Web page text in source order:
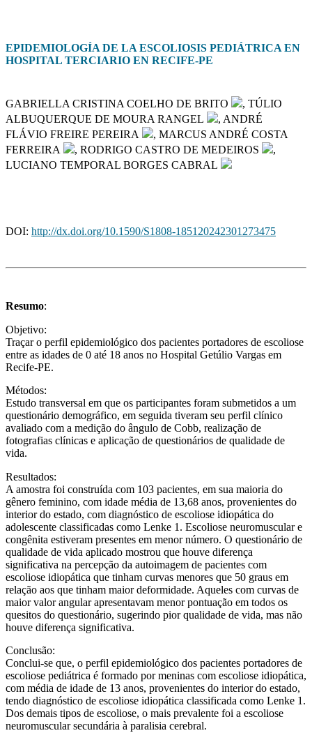
EPIDEMIOLOGÍA DE LA ESCOLIOSIS PEDIÁTRICA EN
HOSPITAL TERCIARIO EN RECIFE-PE
GABRIELLA CRISTINA COELHO DE BRITO
, TÚLIO
ALBUQUERQUE DE MOURA RANGEL
, ANDRÉ
FLÁVIO FREIRE PEREIRA
, MARCUS ANDRÉ COSTA
FERREIRA
, RODRIGO CASTRO DE MEDEIROS
,
LUCIANO TEMPORAL BORGES CABRAL
DOI: http://dx.doi.org/10.1590/S1808-185120242301273475
Resumo:
Objetivo:
Traçar o perfil epidemiológico dos pacientes portadores de escoliose
entre as idades de 0 até 18 anos no Hospital Getúlio Vargas em
Recife-PE.
Métodos:
Estudo transversal em que os participantes foram submetidos a um
questionário demográfico, em seguida tiveram seu perfil clínico
avaliado com a medição do ângulo de Cobb, realização de
fotografias clínicas e aplicação de questionários de qualidade de
vida.
Resultados:
A amostra foi construída com 103 pacientes, em sua maioria do
gênero feminino, com idade média de 13,68 anos, provenientes do
interior do estado, com diagnóstico de escoliose idiopática do
adolescente classificadas como Lenke 1. Escoliose neuromuscular e
congênita estiveram presentes em menor número. O questionário de
qualidade de vida aplicado mostrou que houve diferença
significativa na percepção da autoimagem de pacientes com
escoliose idiopática que tinham curvas menores que 50 graus em
relação aos que tinham maior deformidade. Aqueles com curvas de
maior valor angular apresentavam menor pontuação em todos os
quesitos do questionário, sugerindo pior qualidade de vida, mas não
houve diferença significativa.
Conclusão:
Conclui-se que, o perfil epidemiológico dos pacientes portadores de
escoliose pediátrica é formado por meninas com escoliose idiopática,
com média de idade de 13 anos, provenientes do interior do estado,
tendo diagnóstico de escoliose idiopática classificada como Lenke 1.
Dos demais tipos de escoliose, o mais prevalente foi a escoliose
neuromuscular secundária à paralisia cerebral.